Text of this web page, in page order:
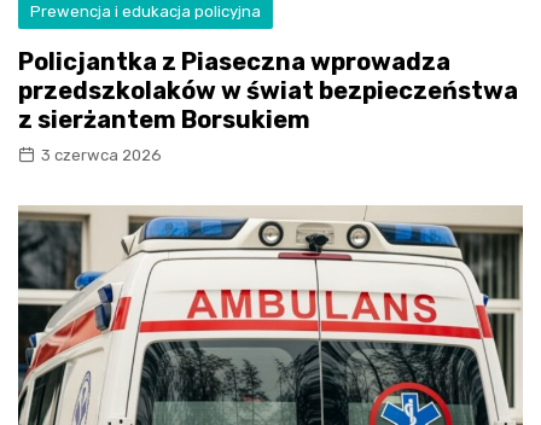
Prewencja i edukacja policyjna
Policjantka z Piaseczna wprowadza
przedszkolaków w świat bezpieczeństwa
z sierżantem Borsukiem
3 czerwca 2026